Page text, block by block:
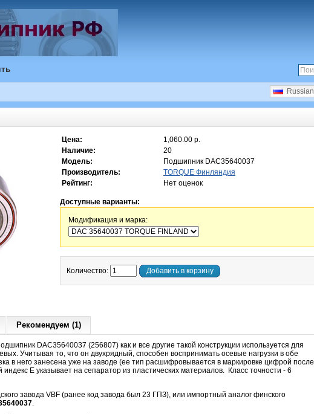
Russian
Цена:
1,060.00 р.
Наличие:
20
Модель:
Подшипник DAC35640037
Производитель:
TORQUE Финляндия
Рейтинг:
Нет оценок
Доступные варианты:
Модификация и марка:
Количество: Добавить в корзину
Рекомендуем (1)
DAC35640037 (256807) как и все другие такой конструкции используется для
Учитывая то, что он двухрядный, способен воспринимать осевые нагрузки в обе
в него занесена уже на заводе (ее тип расшифровывается в маркировке цифрой после
Е указывает на сепаратор из пластических материалов. Класс точности - 6
завода VBF (ранее код завода был 23 ГПЗ), или импортный аналог финского
.